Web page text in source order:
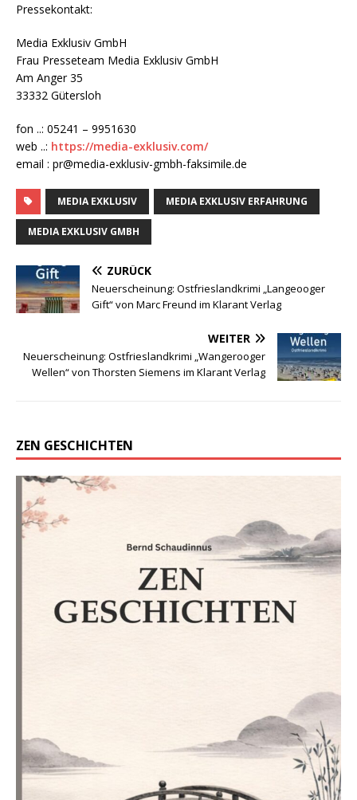
Pressekontakt:
Media Exklusiv GmbH
Frau Presseteam Media Exklusiv GmbH
Am Anger 35
33332 Gütersloh
fon ..: 05241 – 9951630
web ..: https://media-exklusiv.com/
email : pr@media-exklusiv-gmbh-faksimile.de
MEDIA EXKLUSIV MEDIA EXKLUSIV ERFAHRUNG
MEDIA EXKLUSIV GMBH
ZURÜCK
Neuerscheinung: Ostfrieslandkrimi „Langeooger
Gift“ von Marc Freund im Klarant Verlag
WEITER
Neuerscheinung: Ostfrieslandkrimi „Wangerooger
Wellen“ von Thorsten Siemens im Klarant Verlag
ZEN GESCHICHTEN